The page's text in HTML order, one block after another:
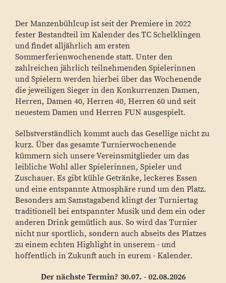
Der Manzenbühlcup ist seit der Premiere in 2022
fester Bestandteil im Kalender des TC Schelklingen
und findet alljährlich am ersten
Sommerferienwochenende statt. Unter den
zahlreichen jährlich teilnehmenden Spielerinnen
und Spielern werden hierbei über das Wochenende
die jeweiligen Sieger in den Konkurrenzen Damen,
Herren, Damen 40, Herren 40, Herren 60 und seit
neuestem Damen und Herren FUN ausgespielt.
Selbstverständlich kommt auch das Gesellige nicht zu
kurz. Über das gesamte Turnierwochenende
kümmern sich unsere Vereinsmitglieder um das
leibliche Wohl aller Spielerinnen, Spieler und
Zuschauer. Es gibt kühle Getränke, leckeres Essen
und eine entspannte Atmosphäre rund um den Platz.
Besonders am Samstagabend klingt der Turniertag
traditionell bei entspannter Musik und dem ein oder
anderen Drink gemütlich aus. So wird das Turnier
nicht nur sportlich, sondern auch abseits des Platzes
zu einem echten Highlight in unserem - und
hoffentlich in Zukunft auch in eurem - Kalender.
Der nächste Termin? 30.07. - 02.08.2026